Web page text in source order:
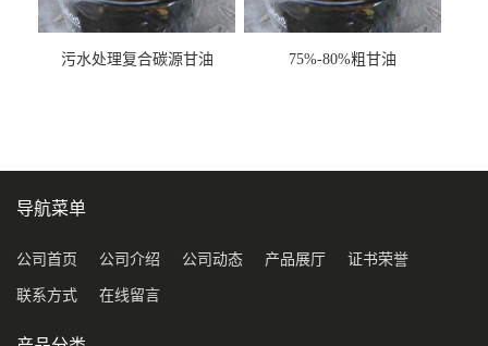
污水处理复合碳源甘油
75%-80%粗甘油
导航菜单
公司首页 公司介绍 公司动态 产品展厅 证书荣誉
联系方式 在线留言